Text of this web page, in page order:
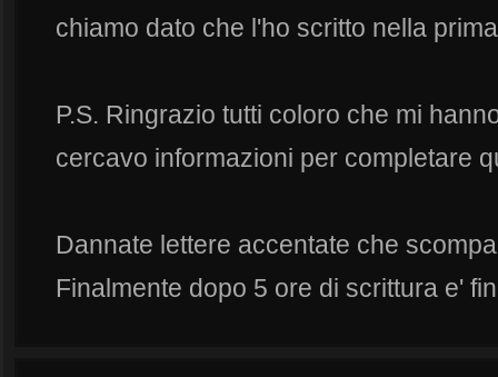
chiamo dato che l'ho scritto nella
P.S. Ringrazio tutti coloro che mi
cercavo informazioni per completare
Dannate lettere accentate che
Finalmente dopo 5 ore di scrittura e'